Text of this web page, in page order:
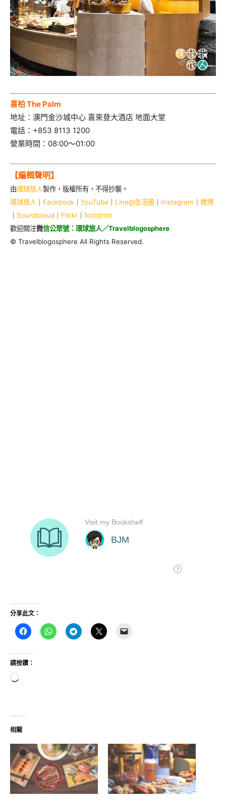
喜柏 The Palm
地址：澳門金沙城中心 喜來登大酒店 地面大堂
電話：+853 8113 1200
營業時間：08:00～01:00
【編輯聲明】
由環球旅人製作，版權所有，不得抄襲。
環球旅人 ｜ Facebook ｜ YouTube ｜ Line@生活圈 ｜ Instagram ｜ 微博
｜ Soundcloud ｜ Flickr ｜ footprint
歡迎關注微信公眾號：環球旅人／Travelblogosphere
© Travelblogosphere All Rights Reserved.
分享此文：
請按讚：
正
入...
相關